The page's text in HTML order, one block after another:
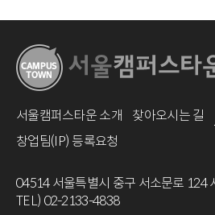
서울캠퍼스타운 소개 찾아오시는 길
창업팀(IP) 등록요청
04514 서울특별시 중구 서소문로 124
TEL) 02-2133-4838